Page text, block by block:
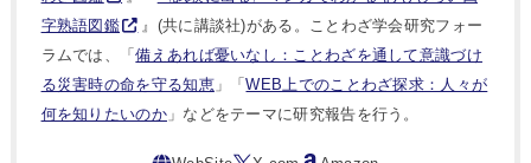
字熟語図鑑
』(共に講談社)がある。ことわざ学会研究フォー
ラムでは、「備えあれば憂いなし：ことわざを通して意識づけ
る災害時の命を守る知恵」「WEB上でのことわざ探求：人々が
何を知りたいのか」などをテーマに研究報告を行う。